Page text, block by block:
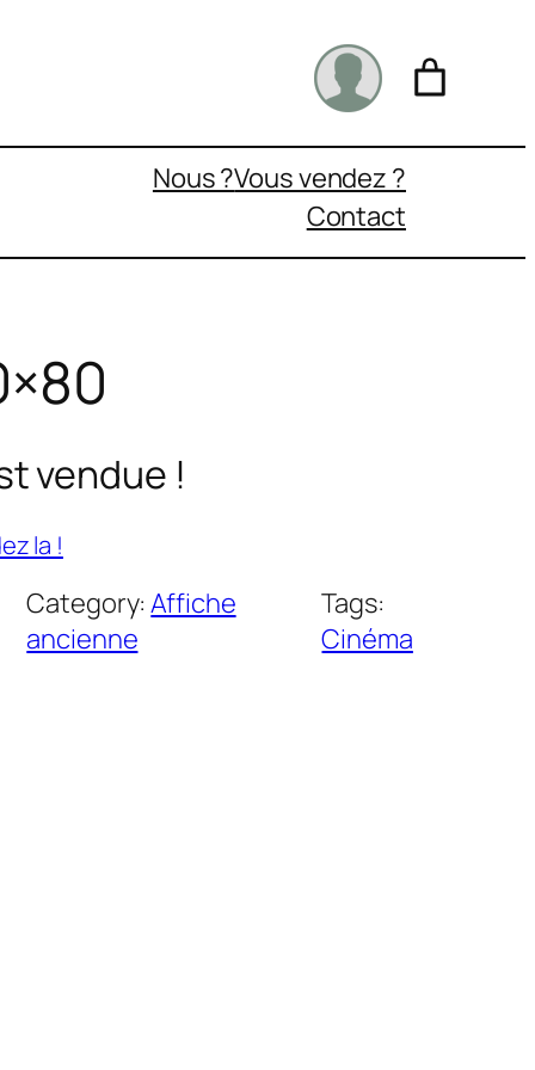
Nous ?Vous vendez ?
Contact
vendue !
la !
Category:Affiche
ancienne
Tags:
Cinéma